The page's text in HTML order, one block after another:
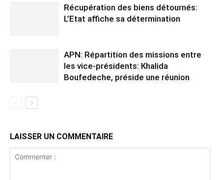
Récupération des biens détournés:
L’Etat affiche sa détermination
APN: Répartition des missions entre
les vice-présidents: Khalida
Boufedeche, préside une réunion
LAISSER UN COMMENTAIRE